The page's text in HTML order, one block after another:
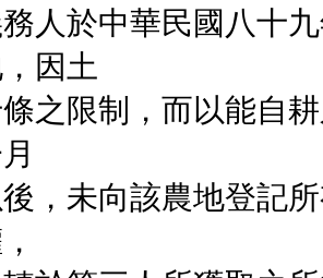
人於中華民國八十
因土
之限制，而以能自
，未向該農地登記